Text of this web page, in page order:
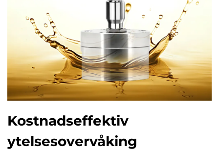
Kostnadseffektiv
ytelsesovervåking